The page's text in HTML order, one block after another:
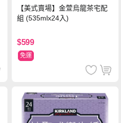
【美式賣場】金萱烏龍茶宅配
組 (535mlx24入)
$599
免運